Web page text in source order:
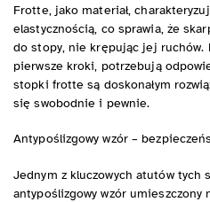
Frotte, jako materiał,
elastycznością, co sprawia, że
do stopy, nie krępując jej ruchów.
pierwsze kroki, potrzebują
stopki frotte są doskonałym
się swobodnie i pewnie.
Antypoślizgowy wzór –
Jednym z kluczowych atutów tych
antypoślizgowy wzór umieszczony